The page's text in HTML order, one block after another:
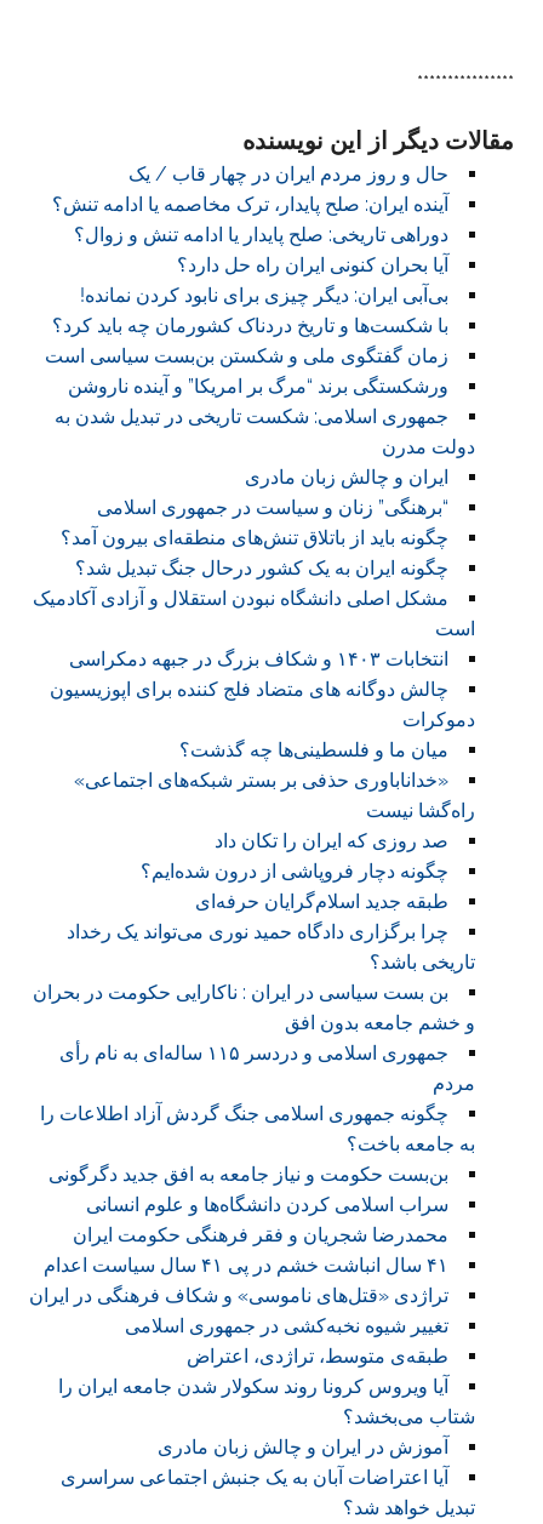
****************
مقالات دیگر از این نویسنده
حال و روز مردم ایران در چهار قاب / یک
آینده ایران: صلح پایدار، ترک مخاصمه یا ادامه تنش؟
دوراهی تاریخی: صلح پایدار یا ادامه تنش و زوال؟
آیا بحران کنونی ایران راه حل دارد؟
بی‌آبی ایران: دیگر چیزی برای نابود کردن نمانده!
با شکست‌ها و تاریخ دردناک کشورمان چه باید کرد؟
زمان گفتگوی ملی و شکستن بن‌بست سیاسی است
ورشکستگی برند “مرگ بر امریکا” و آینده ناروشن
جمهوری اسلامی: شکست تاریخی در تبدیل شدن به
دولت مدرن
ایران و چالش زبان مادری
“برهنگی” زنان و سیاست در جمهوری اسلامی
چگونه باید از باتلاق تنش‌های منطقه‌ای بیرون آمد؟
چگونه ایران به یک کشور درحال جنگ تبدیل شد؟
مشکل اصلی دانشگاه نبودن استقلال و آزادی آکادمیک
است
انتخابات ۱۴۰۳ و شکاف بزرگ در جبهه دمکراسی
چالش دوگانه های متضاد فلج کننده برای اپوزیسیون
دموکرات
میان ما و فلسطینی‌ها چه گذشت‌؟
«خداناباوری حذفی بر بستر شبکه‌های اجتماعی»
راه‌گشا نیست
صد روزی که ایران را تکان داد
چگونه دچار فروپاشی از درون شده‌ایم؟
طبقه جدید اسلام‌گرایان حرفه‌ای
چرا برگزاری دادگاه حمید نوری می‌تواند یک رخداد
تاریخی باشد؟
بن بست سیاسی در ایران : ناکارایی حکومت در بحران
و خشم جامعه بدون افق
جمهوری اسلامی و دردسر ۱۱۵ ساله‌ای به نام رأی
مردم
چگونه جمهوری اسلامی جنگ گردش آزاد اطلاعات را
به جامعه باخت؟
بن‌بست حکومت و نیاز جامعه به افق جدید دگرگونی
سراب اسلامی کردن دانشگاه‌ها و علوم انسانی
محمدرضا شجریان و فقر فرهنگی حکومت ایران
۴۱ سال انباشت خشم در پی ۴۱ سال سیاست اعدام
تراژدی «قتل‌های ناموسی» و شکاف فرهنگی در ایران
تغییر شیوه نخبه‌کشی در جمهوری اسلامی
طبقه‌ی متوسط، تراژدی، اعتراض
آیا ویروس کرونا روند سکولار شدن جامعه ایران را
شتاب می‌بخشد؟
آموزش در ایران و چالش زبان مادری
آیا اعتراضات آبان به یک جنبش اجتماعی سراسری
تبدیل خواهد شد؟